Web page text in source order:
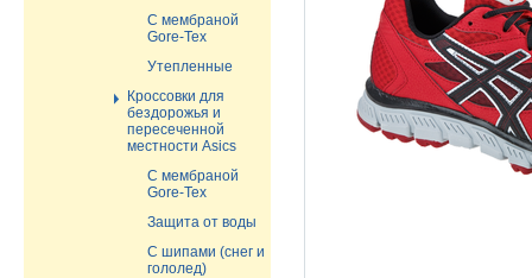
С мембраной
Gore-Tex
Утепленные
Кроссовки для
бездорожья и
пересеченной
местности Asics
С мембраной
Gore-Tex
Защита от воды
С шипами (снег и
гололед)